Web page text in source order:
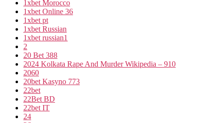
1xbet Morocco
1xbet Online 36
1xbet pt
1xbet Russian
1xbet russian1
2
20 Bet 388
2024 Kolkata Rape And Murder Wikipedia – 910
2060
20bet Kasyno 773
22bet
22Bet BD
22bet IT
24